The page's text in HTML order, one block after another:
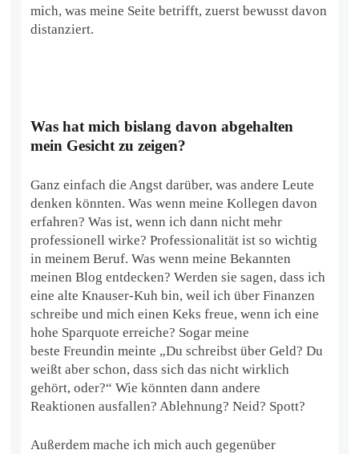
mich, was meine Seite betrifft, zuerst bewusst davon
distanziert.
Was hat mich bislang davon abgehalten
mein Gesicht zu zeigen?
Ganz einfach die Angst darüber, was andere Leute
denken könnten. Was wenn meine Kollegen davon
erfahren? Was ist, wenn ich dann nicht mehr
professionell wirke? Professionalität ist so wichtig
in meinem Beruf. Was wenn meine Bekannten
meinen Blog entdecken? Werden sie sagen, dass ich
eine alte Knauser-Kuh bin, weil ich über Finanzen
schreibe und mich einen Keks freue, wenn ich eine
hohe Sparquote erreiche? Sogar meine
beste Freundin meinte „Du schreibst über Geld? Du
weißt aber schon, dass sich das nicht wirklich
gehört, oder?“ Wie könnten dann andere
Reaktionen ausfallen? Ablehnung? Neid? Spott?
Außerdem mache ich mich auch gegenüber